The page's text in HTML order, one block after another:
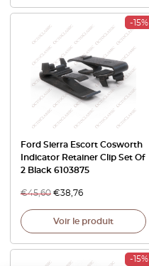
-15%
Ford Sierra Escort Cosworth
Indicator Retainer Clip Set Of
2 Black 6103875
€45,60 €38,76
Voir le produit
-15%